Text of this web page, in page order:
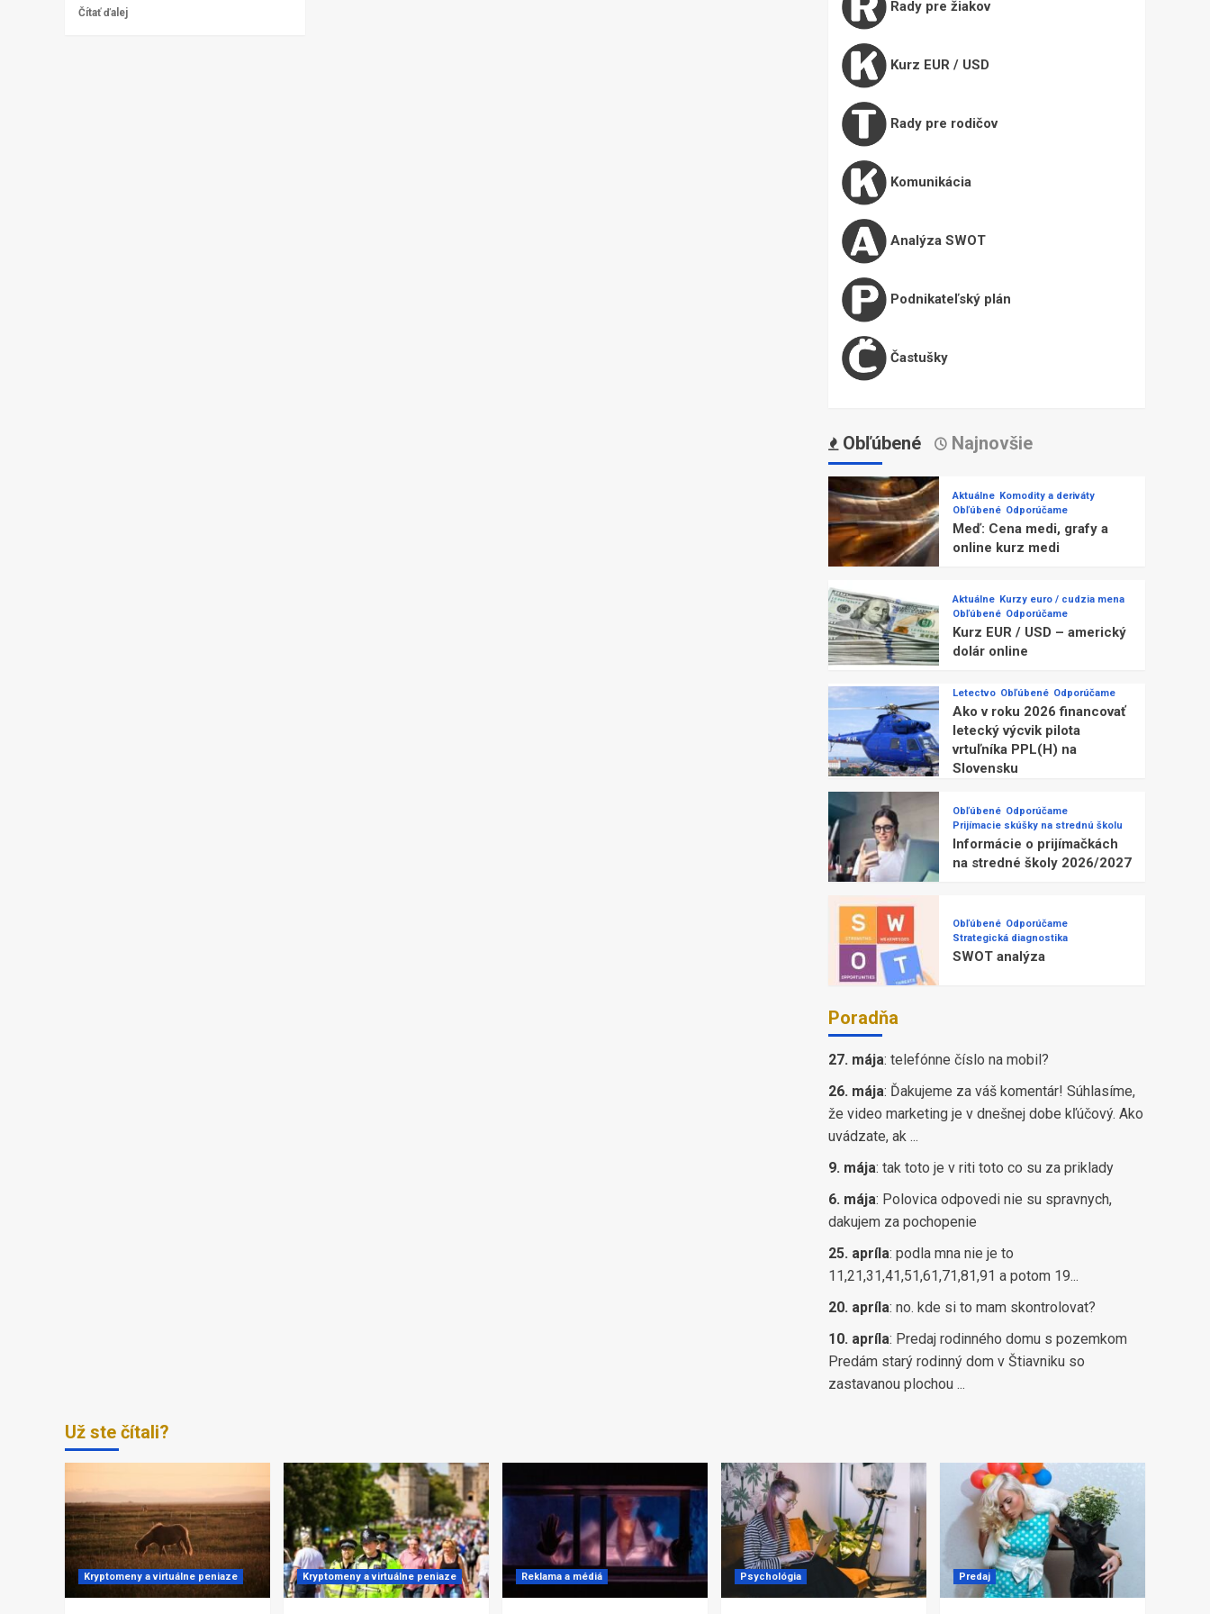
Čítať ďalej Rady pre žiakov
Kurz EUR / USD
Rady pre rodičov
Komunikácia
Analýza SWOT
Podnikateľský plán
Častušky
Obľúbené Najnovšie
Aktuálne Komodity a deriváty
Obľúbené Odporúčame
Meď: Cena medi, grafy a
online kurz medi
Aktuálne Kurzy euro / cudzia mena
Obľúbené Odporúčame
Kurz EUR / USD – americký
dolár online
Letectvo Obľúbené Odporúčame
Ako v roku 2026 financovať
letecký výcvik pilota
vrtuľníka PPL(H) na
Slovensku
Obľúbené Odporúčame
Prijímacie skúšky na strednú školu
Informácie o prijímačkách
na stredné školy 2026/2027
Obľúbené Odporúčame
Strategická diagnostika
SWOT analýza
Poradňa
27. mája: telefónne číslo na mobil?
26. mája: Ďakujeme za váš komentár! Súhlasíme,
že video marketing je v dnešnej dobe kľúčový. Ako
uvádzate, ak ...
9. mája: tak toto je v riti toto co su za priklady
6. mája: Polovica odpovedi nie su spravnych,
dakujem za pochopenie
25. apríla: podla mna nie je to
11,21,31,41,51,61,71,81,91 a potom 19...
20. apríla: no. kde si to mam skontrolovat?
10. apríla: Predaj rodinného domu s pozemkom
Predám starý rodinný dom v Štiavniku so
zastavanou plochou ...
Už ste čítali?
Kryptomeny a virtuálne peniaze Kryptomeny a virtuálne peniaze Reklama a médiá Psychológia Predaj